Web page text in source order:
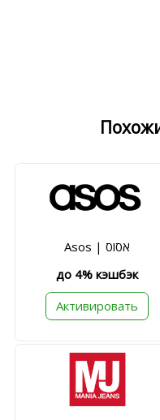
Asos | אסוס
до 4% кэшбэк
Активировать